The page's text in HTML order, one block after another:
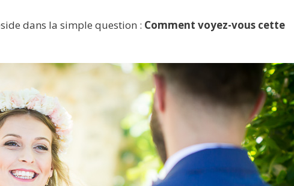
dans la simple question : Comment voyez-vous cette